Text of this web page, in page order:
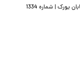
یورک | شماره 1334